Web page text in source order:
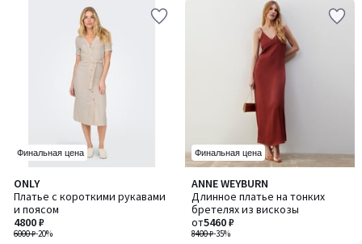
Финальная цена
ONLY
Платье с короткими рукавами
и поясом
6000 ₽-20%
4800 ₽
Финальная цена
ANNE WEYBURN
Длинное платье на тонких
бретелях из вискозы
8400 ₽-35%
от5460 ₽
3,5
/ 5